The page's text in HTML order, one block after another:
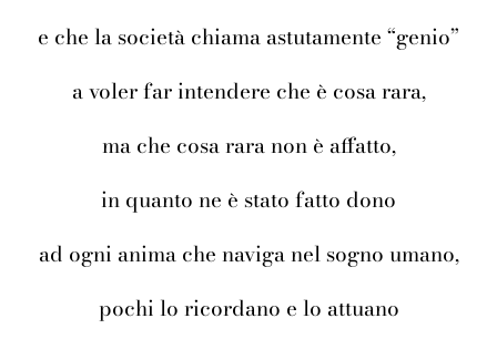
e che la società chiama astutamente “genio”
a voler far intendere che è cosa rara,
ma che cosa rara non è affatto,
in quanto ne è stato fatto dono
ad ogni anima che naviga nel sogno umano,
pochi lo ricordano e lo attuano